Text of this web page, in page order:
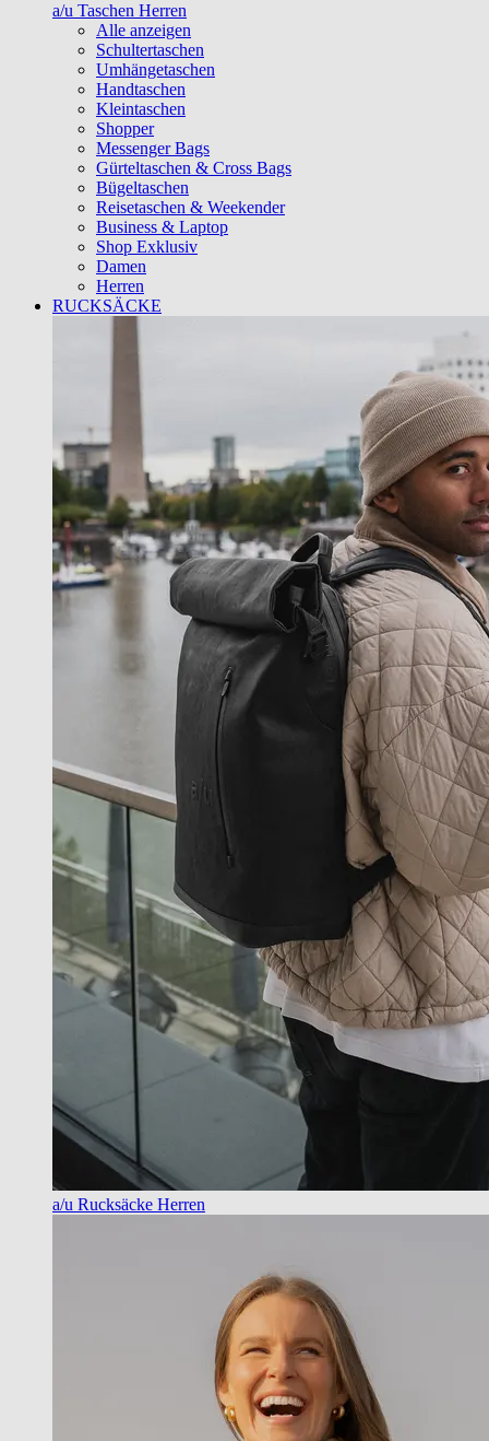
a/u Taschen Herren
Alle anzeigen
Schultertaschen
Umhängetaschen
Handtaschen
Kleintaschen
Shopper
Messenger Bags
Gürteltaschen & Cross Bags
Bügeltaschen
Reisetaschen & Weekender
Business & Laptop
Shop Exklusiv
Damen
Herren
RUCKSÄCKE
a/u Rucksäcke Herren